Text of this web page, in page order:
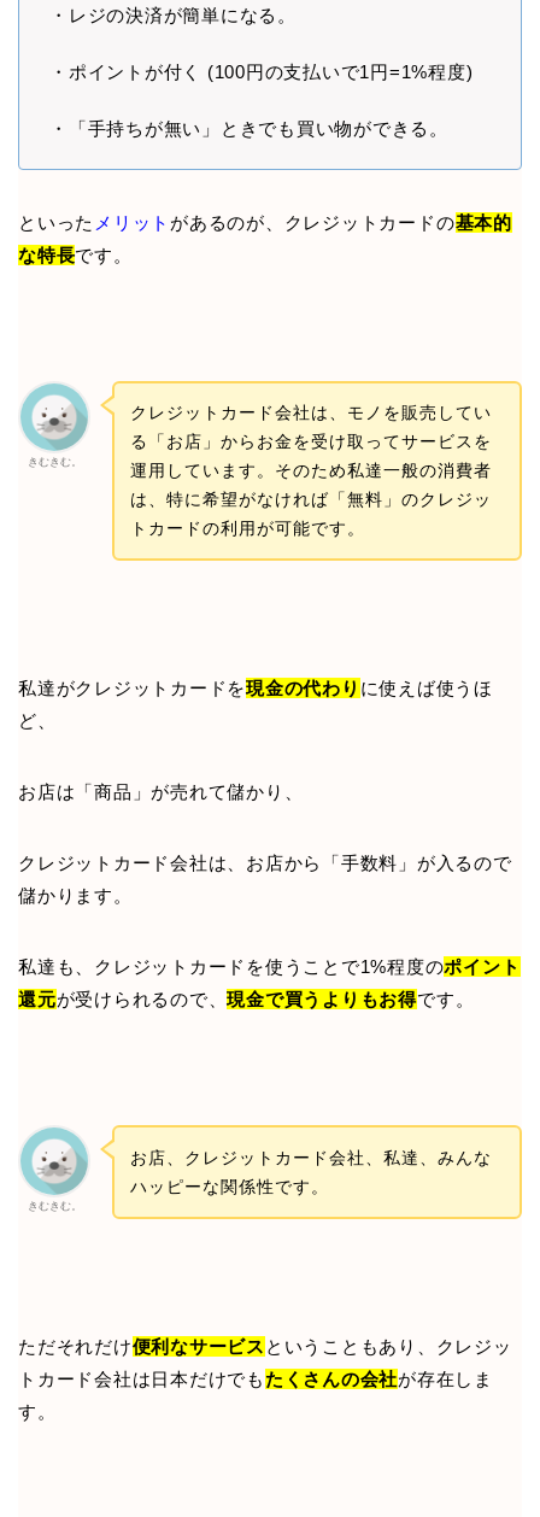
・レジの決済が簡単になる。
・ポイントが付く (100円の支払いで1円=1%程度)
・「手持ちが無い」ときでも買い物ができる。
といった メリット があるのが、クレジットカードの基本的
な特長です。
きむきむ。
クレジットカード会社は、モノを販売してい
る「お店」からお金を受け取ってサービスを
運用しています。そのため私達一般の消費者
は、特に希望がなければ「無料」のクレジッ
トカードの利用が可能です。
私達がクレジットカードを現金の代わり に使えば使うほ
ど、
お店は「商品」が売れて儲かり、
クレジットカード会社は、お店から「手数料」が入るので
儲かります。
私達も、クレジットカードを使うことで1%程度のポイント
還元が受けられるので、現金で買うよりもお得です。
きむきむ。
お店、クレジットカード会社、私達、みんな
ハッピーな関係性です。
ただそれだけ便利なサービス ということもあり、クレジッ
トカード会社は日本だけでも たくさんの会社が存在しま
す。